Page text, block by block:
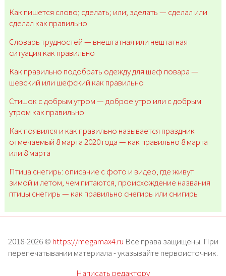
Как пишется слово; сделать; или; зделать — сделал или
сделал как правильно
Словарь трудностей — внештатная или нештатная
ситуация как правильно
Как правильно подобрать одежду для шеф повара —
шевский или шефский как правильно
Стишок с добрым утром — доброе утро или с добрым
утром как правильно
Как появился и как правильно называется праздник
отмечаемый 8 марта 2020 года — как правильно 8 марта
или 8 марта
Птица снегирь: описание с фото и видео, где живут
зимой и летом, чем питаются, происхождение названия
птицы снегирь — как правильно снегирь или снигирь
2018-2026 © https://megamax4.ru Все права защищены. При
перепечатывании материала - указывайте первоисточник.
Написать редактору